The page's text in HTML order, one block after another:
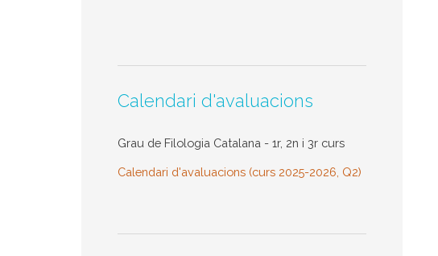
Calendari d'avaluacions
Grau de Filologia Catalana - 1r, 2n i 3r curs
Calendari d'avaluacions (curs 2025-2026, Q2)